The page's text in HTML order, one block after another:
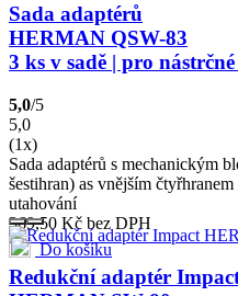
Sada adaptérů
HERMAN QSW-83
3 ks v sadě | pro
5,0/5
5,0
(1x)
Sada adaptérů s mechanickým
šestihran) as vnějším
utahování
369,50 Kč bez DPH
Do košíku
Redukční adaptér